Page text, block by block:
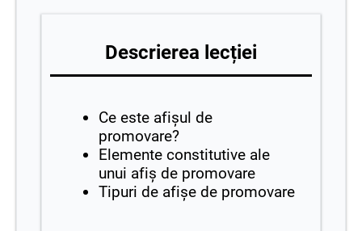
Descrierea lecției
Ce este afișul de
promovare?
Elemente constitutive ale
unui afiș de promovare
Tipuri de afișe de promovare